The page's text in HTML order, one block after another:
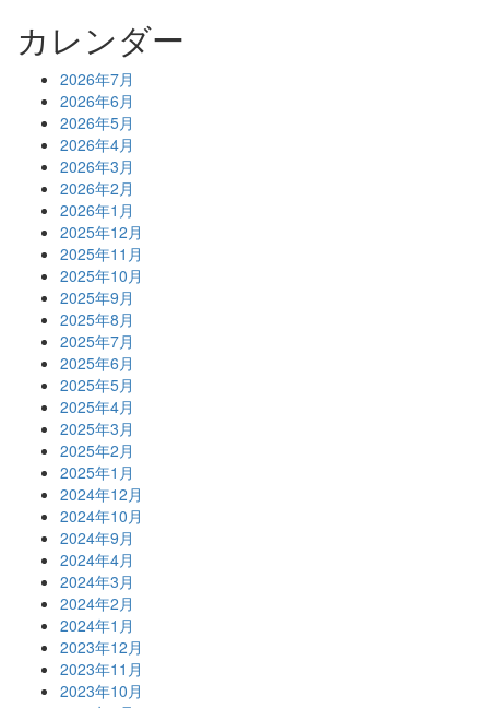
カレンダー
2026年7月
2026年6月
2026年5月
2026年4月
2026年3月
2026年2月
2026年1月
2025年12月
2025年11月
2025年10月
2025年9月
2025年8月
2025年7月
2025年6月
2025年5月
2025年4月
2025年3月
2025年2月
2025年1月
2024年12月
2024年10月
2024年9月
2024年4月
2024年3月
2024年2月
2024年1月
2023年12月
2023年11月
2023年10月